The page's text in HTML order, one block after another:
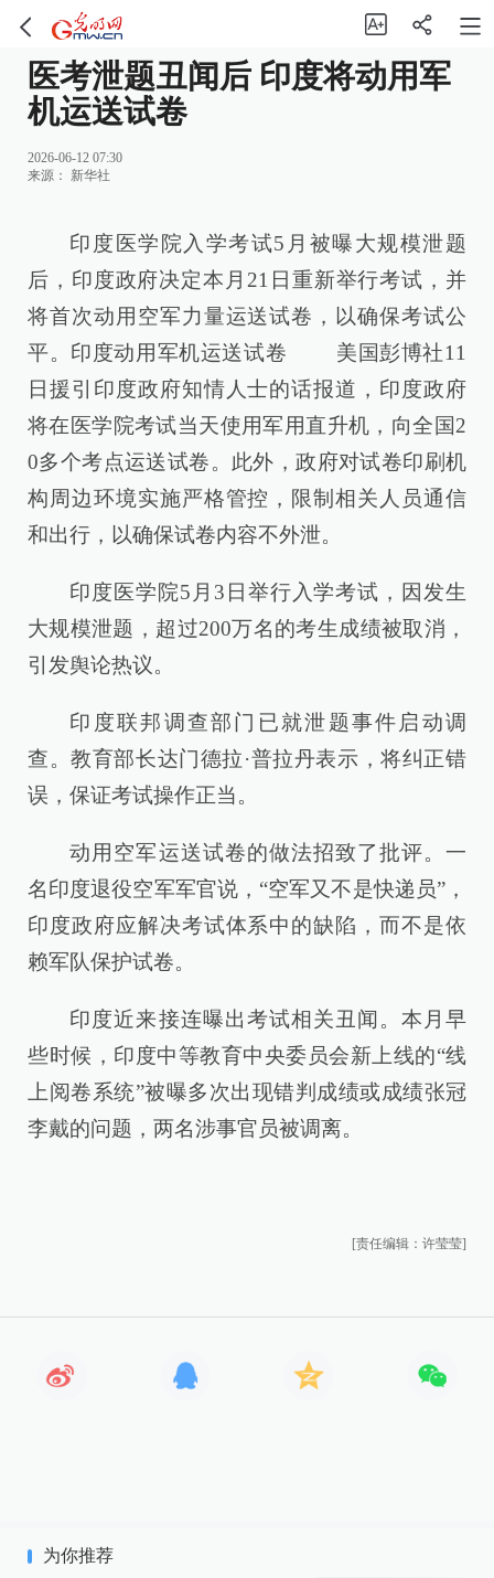
医考泄题丑闻后 印度将动用军
机运送试卷
2026-06-12 07:30
来源： 新华社
印度医学院入学考试5月被曝大规模泄题
后，印度政府决定本月21日重新举行考试，并
将首次动用空军力量运送试卷，以确保考试公
平。印度动用军机运送试卷 美国彭博社11
日援引印度政府知情人士的话报道，印度政府
将在医学院考试当天使用军用直升机，向全国2
0多个考点运送试卷。此外，政府对试卷印刷机
构周边环境实施严格管控，限制相关人员通信
和出行，以确保试卷内容不外泄。
印度医学院5月3日举行入学考试，因发生
大规模泄题，超过200万名的考生成绩被取消，
引发舆论热议。
印度联邦调查部门已就泄题事件启动调
查。教育部长达门德拉·普拉丹表示，将纠正错
误，保证考试操作正当。
动用空军运送试卷的做法招致了批评。一
名印度退役空军军官说，“空军又不是快递员”，
印度政府应解决考试体系中的缺陷，而不是依
赖军队保护试卷。
印度近来接连曝出考试相关丑闻。本月早
些时候，印度中等教育中央委员会新上线的“线
上阅卷系统”被曝多次出现错判成绩或成绩张冠
李戴的问题，两名涉事官员被调离。
[责任编辑：许莹莹]
为你推荐